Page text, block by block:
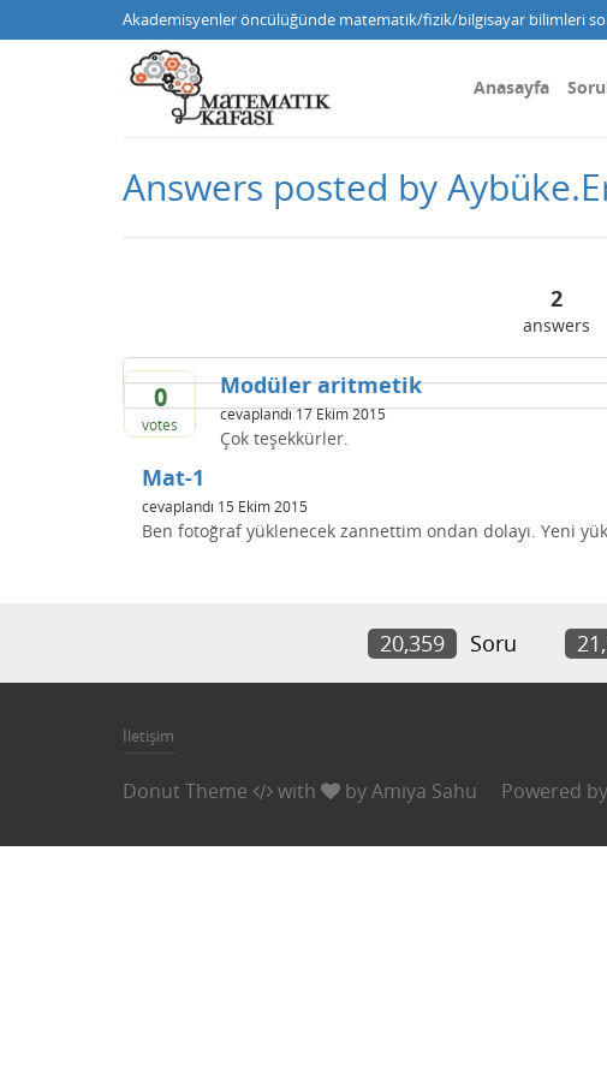
Akademisyenler öncülüğünde matematik/fizik/bilgisayar bilimleri
Anasayfa
Answers posted by
2
answers
0
votes
Modüler aritmetik
cevaplandı17 Ekim 2015
Çok teşekkürler.
Mat-1
cevaplandı 15 Ekim 2015
Ben fotoğraf yüklenecek zannettim ondan dolayı. Yeni
20,359 Soru
İletişim
Donut Theme with byAmiya Sahu Powered by